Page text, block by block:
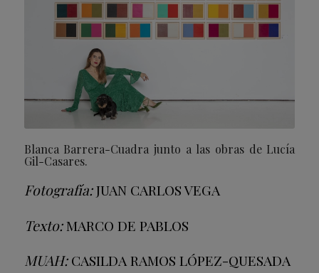
Blanca Barrera-Cuadra junto a las obras de Lucía
Gil-Casares.
Fotografía:JUAN CARLOS VEGA
Texto:MARCO DE PABLOS
MUAH:CASILDA RAMOS LÓPEZ-QUESADA